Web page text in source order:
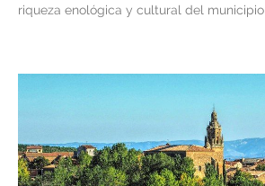
riqueza enológica y cultural del municipio